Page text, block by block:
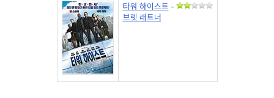
타워 하이스트 -
브렛 래트너